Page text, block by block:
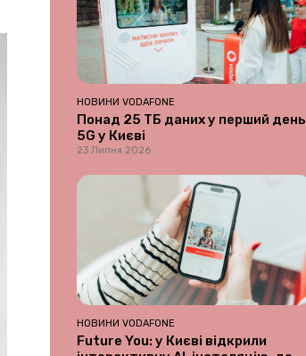
НОВИНИ VODAFONE
Понад 25 ТБ даних у перший день
5G у Києві
23 Липня 2026
НОВИНИ VODAFONE
Future You: у Києві відкрили